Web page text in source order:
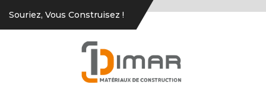
Souriez, Vous Construisez !